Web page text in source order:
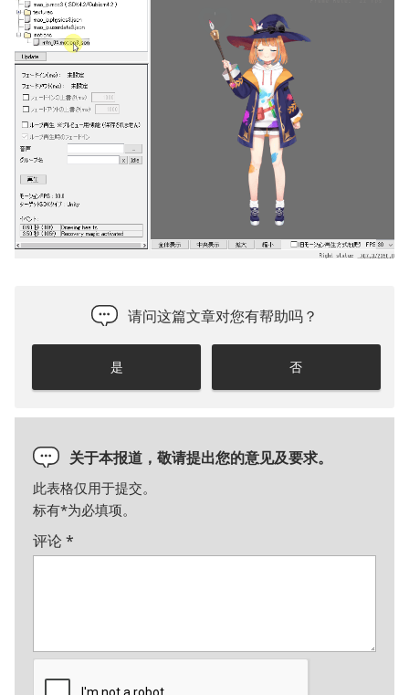
请问这篇文章对您有帮助吗？
是 否
关于本报道，敬请提出您的意见及要求。
此表格仅用于提交。
标有*为必填项。
评论*